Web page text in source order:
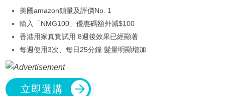
美國amazon鎖量及評價No. 1
輸入「NMG100」優惠碼額外減$100
香港用家真實試用 8週後效果已經顯著
每週使用3次、每日25分鐘 髮量明顯增加
立即選購